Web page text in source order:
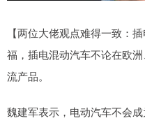
【两位大佬观点难得一致：
福，插电混动汽车不论在欧
流产品。
魏建军表示，电动汽车不会成